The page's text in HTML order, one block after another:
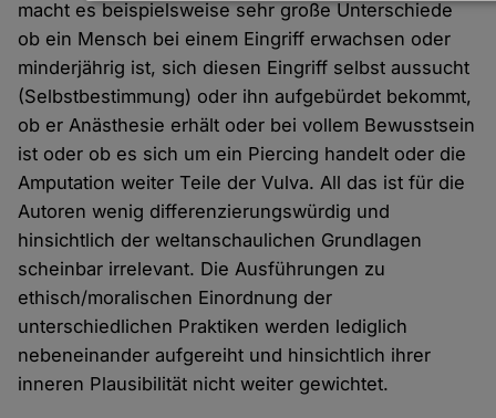
macht es beispielsweise sehr große Unterschiede
ob ein Mensch bei einem Eingriff erwachsen oder
minderjährig ist, sich diesen Eingriff selbst aussucht
(Selbstbestimmung) oder ihn aufgebürdet bekommt,
ob er Anästhesie erhält oder bei vollem Bewusstsein
ist oder ob es sich um ein Piercing handelt oder die
Amputation weiter Teile der Vulva. All das ist für die
Autoren wenig differenzierungswürdig und
hinsichtlich der weltanschaulichen Grundlagen
scheinbar irrelevant. Die Ausführungen zu
ethisch/moralischen Einordnung der
unterschiedlichen Praktiken werden lediglich
nebeneinander aufgereiht und hinsichtlich ihrer
inneren Plausibilität nicht weiter gewichtet.
und
Cookies